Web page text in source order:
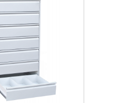
количество:
Отмена